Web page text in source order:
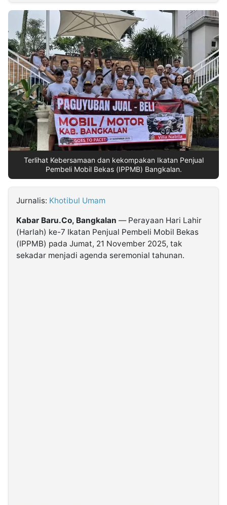
INDONESIA
Partner
Insight
NTB
Suara
Time
Lens
IDN
Daily
Jogja
Jalan
Rakyat
Idealita
News
Kita
Notice
Dinamikapost.com
Radar
Baru
Seedbacklink
Follow
Kabarbaru
Kabarbaru.co
Terlihat Kebersamaan dan kekompakan Ikatan Penjual
Pembeli Mobil Bekas (IPPMB) Bangkalan.
Jurnalis: Khotibul Umam
Kabar Baru.Co, Bangkalan — Perayaan Hari Lahir
(Harlah) ke-7 Ikatan Penjual Pembeli Mobil Bekas
(IPPMB) pada Jumat, 21 November 2025, tak
sekadar menjadi agenda seremonial tahunan.